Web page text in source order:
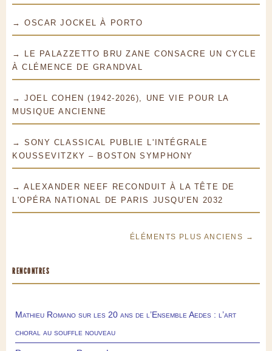
→ OSCAR JOCKEL À PORTO
→ LE PALAZZETTO BRU ZANE CONSACRE UN CYCLE
À CLÉMENCE DE GRANDVAL
→ JOEL COHEN (1942-2026), UNE VIE POUR LA
MUSIQUE ANCIENNE
→ SONY CLASSICAL PUBLIE L'INTÉGRALE
KOUSSEVITZKY – BOSTON SYMPHONY
→ ALEXANDER NEEF RECONDUIT À LA TÊTE DE
L'OPÉRA NATIONAL DE PARIS JUSQU'EN 2032
ÉLÉMENTS PLUS ANCIENS →
RENCONTRES
Mathieu Romano sur les 20 ans de l’Ensemble Aedes : l’art
choral au souffle nouveau